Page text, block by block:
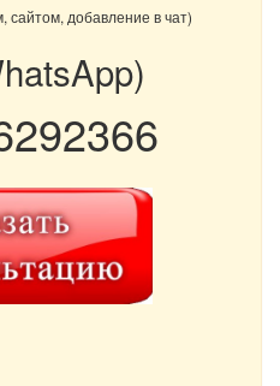
сайтом, добавление в чат)